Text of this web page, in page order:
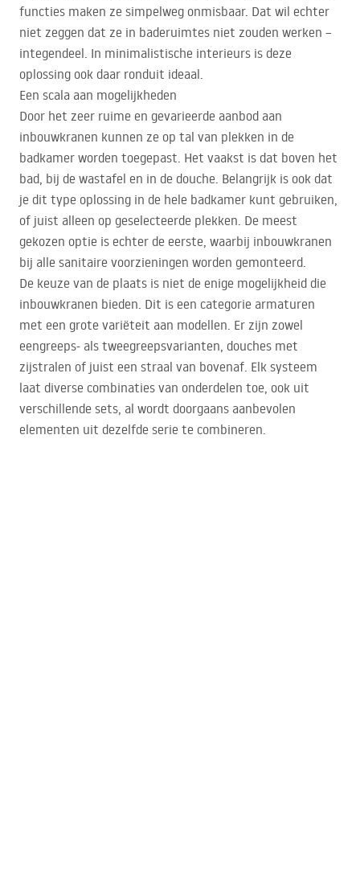
functies maken ze simpelweg onmisbaar. Dat wil echter
niet zeggen dat ze in baderuimtes niet zouden werken –
integendeel. In minimalistische interieurs is deze
oplossing ook daar ronduit ideaal.
Een scala aan mogelijkheden
Door het zeer ruime en gevarieerde aanbod aan
inbouwkranen kunnen ze op tal van plekken in de
badkamer worden toegepast. Het vaakst is dat boven het
bad, bij de wastafel en in de douche. Belangrijk is ook dat
je dit type oplossing in de hele badkamer kunt gebruiken,
of juist alleen op geselecteerde plekken. De meest
gekozen optie is echter de eerste, waarbij inbouwkranen
bij alle sanitaire voorzieningen worden gemonteerd.
De keuze van de plaats is niet de enige mogelijkheid die
inbouwkranen bieden. Dit is een categorie armaturen
met een grote variëteit aan modellen. Er zijn zowel
eengreeps- als tweegreepsvarianten, douches met
zijstralen of juist een straal van bovenaf. Elk systeem
laat diverse combinaties van onderdelen toe, ook uit
verschillende sets, al wordt doorgaans aanbevolen
elementen uit dezelfde serie te combineren.